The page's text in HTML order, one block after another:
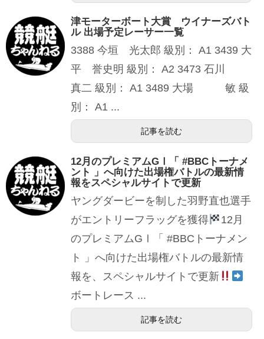
津モーターボート大賞 ウイナーズバト
ル 出場予定レーサー一覧
3388 今垣 光太郎 級別： A1 3439 大
平 誉史明 級別： A2 3473 石川
真二 級別： A1 3489 大場 敏 級
別： A1 ...
記事を読む
12月のプレミアムGⅠ「 #BBCトーナメ
ント 」へ向けた出場権バトルの最新情
報をスペシャルサイトで更新
ヤングダービーを制した羽野直也選手
がエントリーフラッグを獲得
12月
のプレミアムGⅠ「 #BBCトーナメン
ト 」へ向けた出場権バトルの最新情
報を、スペシャルサイトで更新
ボートレース ...
記事を読む